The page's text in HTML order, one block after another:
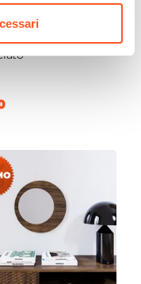
TPT-6NE
60x90 cm in
e juta naturale nero